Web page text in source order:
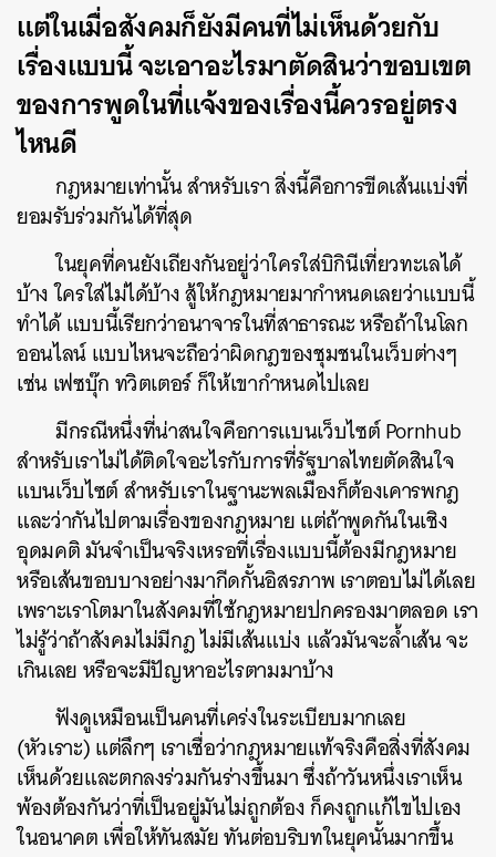
แต่ในเมื่อสังคมก็ยังมีคนที่ไม่เห็นด้วยกับ
เรื่องแบบนี้ จะเอาอะไรมาตัดสินว่าขอบเขต
ของการพูดในที่แจ้งของเรื่องนี้ควรอยู่ตรง
ไหนดี
กฎหมายเท่านั้น สำหรับเรา สิ่งนี้คือการขีดเส้นแบ่งที่
ยอมรับร่วมกันได้ที่สุด
ในยุคที่คนยังเถียงกันอยู่ว่าใครใส่บิกินีเที่ยวทะเลได้
บ้าง ใครใส่ไม่ได้บ้าง สู้ให้กฎหมายมากำหนดเลยว่าแบบนี้
ทำได้ แบบนี้เรียกว่าอนาจารในที่สาธารณะ หรือถ้าในโลก
ออนไลน์ แบบไหนจะถือว่าผิดกฎของชุมชนในเว็บต่างๆ
เช่น เฟซบุ๊ก ทวิตเตอร์ ก็ให้เขากำหนดไปเลย
มีกรณีหนึ่งที่น่าสนใจคือการแบนเว็บไซต์ Pornhub
สำหรับเราไม่ได้ติดใจอะไรกับการที่รัฐบาลไทยตัดสินใจ
แบนเว็บไซต์ สำหรับเราในฐานะพลเมืองก็ต้องเคารพกฎ
และว่ากันไปตามเรื่องของกฎหมาย แต่ถ้าพูดกันในเชิง
อุดมคติ มันจำเป็นจริงเหรอที่เรื่องแบบนี้ต้องมีกฎหมาย
หรือเส้นขอบบางอย่างมากีดกั้นอิสรภาพ เราตอบไม่ได้เลย
เพราะเราโตมาในสังคมที่ใช้กฎหมายปกครองมาตลอด เรา
ไม่รู้ว่าถ้าสังคมไม่มีกฎ ไม่มีเส้นแบ่ง แล้วมันจะล้ำเส้น จะ
เกินเลย หรือจะมีปัญหาอะไรตามมาบ้าง
ฟังดูเหมือนเป็นคนที่เคร่งในระเบียบมากเลย
(หัวเราะ) แต่ลึกๆ เราเชื่อว่ากฎหมายแท้จริงคือสิ่งที่สังคม
เห็นด้วยและตกลงร่วมกันร่างขึ้นมา ซึ่งถ้าวันหนึ่งเราเห็น
พ้องต้องกันว่าที่เป็นอยู่มันไม่ถูกต้อง ก็คงถูกแก้ไขไปเอง
ในอนาคต เพื่อให้ทันสมัย ทันต่อบริบทในยุคนั้นมากขึ้น